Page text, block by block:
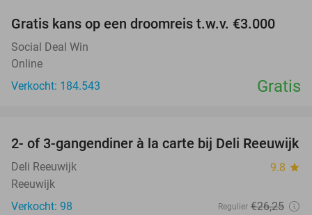
Gratis kans op een droomreis t.w.v. €3.000
Social Deal Win
Online
Verkocht: 184.543
Gratis
43%
2- of 3-gangendiner à la carte bij Deli Reeuwijk
Deli Reeuwijk 9.8 star
Reeuwijk
Verkocht: 98
Regulier €26,25